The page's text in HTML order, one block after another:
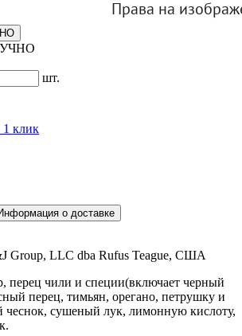
шт.
1 клик
о доставке
Group, LLC dba Rufus Teague, США
перец чили и специи(включает черный
перец, тимьян, орегано, петрушку и
чеснок, сушеный лук, лимонную кислоту,